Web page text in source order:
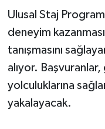
Ulusal Staj
deneyim
tanışmasını
alıyor.
yolculuklarına
yakalayacak.